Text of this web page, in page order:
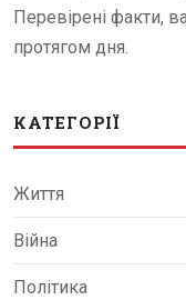
Перевірені факти,
протягом дня.
КАТЕГОРІЇ
Життя
Війна
Політика